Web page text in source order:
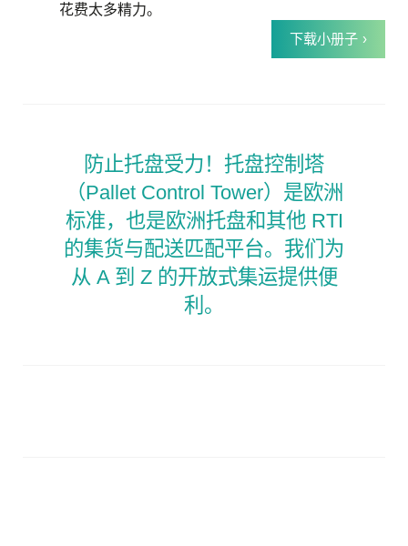
花费太多精力。
下载小册子
防止托盘受力！托盘控制塔
（Pallet Control Tower）是欧洲
标准，也是欧洲托盘和其他 RTI
的集货与配送匹配平台。我们为
从 A 到 Z 的开放式集运提供便
利。